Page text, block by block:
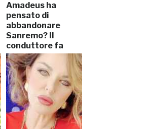
Amadeus ha
pensato di
abbandonare
Sanremo? Il
conduttore fa
chiarezza